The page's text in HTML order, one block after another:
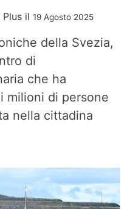
il 19 Agosto 2025
della Svezia,
di
che ha
milioni di persone
nella cittadina